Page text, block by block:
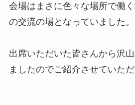
会場はまさに色々な場所で働
の交流の場となっていました。
出席いただいた皆さんから沢
ましたのでご紹介させていただ